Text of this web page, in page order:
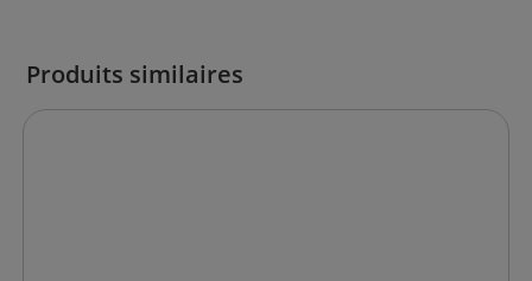
Produits similaires